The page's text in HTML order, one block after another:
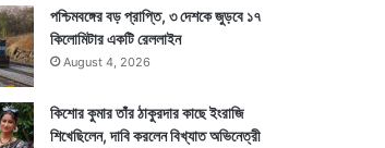
পশ্চিমবঙ্গের বড় প্রাপ্তি, ৩ দেশকে জুড়বে ১৭
কিলোমিটার একটি রেললাইন
August 4, 2026
কিশোর কুমার তাঁর ঠাকুরদার কাছে ইংরাজি
শিখেছিলেন, দাবি করলেন বিখ্যাত অভিনেত্রী